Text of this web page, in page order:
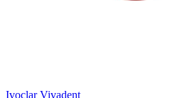
Ivoclar Vivadent